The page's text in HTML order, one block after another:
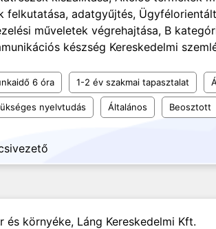
felkutatása, adatgyűjtés,
műveletek végrehajtása, B
készség Kereskedelmi
6 óra 1-2 év szakmai tapasztalat
nyelvtudás Általános Beosztott
és környéke, Láng Kereskedelmi Kft.